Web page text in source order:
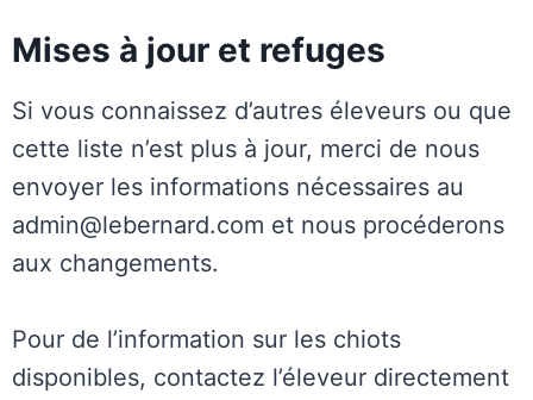
Mises à jour et refuges
Si vous connaissez d’autres éleveurs ou que
cette liste n’est plus à jour, merci de nous
envoyer les informations nécessaires au
admin@lebernard.com et nous procéderons
aux changements.
Pour de l’information sur les chiots
disponibles, contactez l’éleveur directement